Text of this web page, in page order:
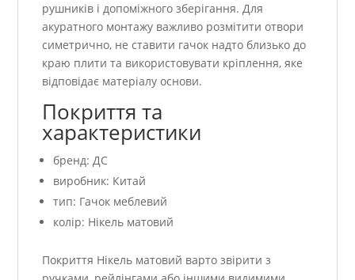
рушників і допоміжного зберігання. Для
акуратного монтажу важливо розмітити отвори
симетрично, не ставити гачок надто близько до
краю плити та використовувати кріплення, яке
відповідає матеріалу основи.
Покриття та
характеристики
бренд: ДС
виробник: Китай
тип: Гачок меблевий
колір: Нікель матовий
Покриття Нікель матовий варто звірити з